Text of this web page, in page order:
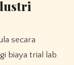
secara
biaya trial lab